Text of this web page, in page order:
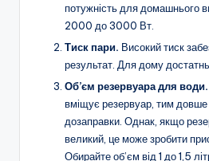
потужність для домашнього
2000 до 3000 Вт.
Тиск пари. Високий тиск
результат. Для дому
Об’єм резервуара для води.
вміщує резервуар, тим
дозаправки. Однак, якщо
великий, це може зробити
Обирайте об’єм від 1 до 1,5